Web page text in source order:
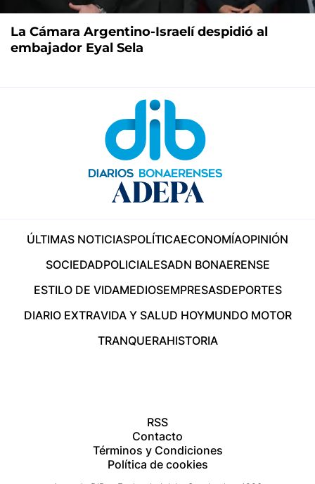
La Cámara Argentino-Israelí despidió al
embajador Eyal Sela
ÚLTIMAS NOTICIASPOLÍTICAECONOMÍAOPINIÓN
SOCIEDADPOLICIALESADN BONAERENSE
ESTILO DE VIDAMEDIOSEMPRESASDEPORTES
DIARIO EXTRAVIDA Y SALUD HOYMUNDO MOTOR
TRANQUERAHISTORIA
RSS
Contacto
Términos y Condiciones
Política de cookies